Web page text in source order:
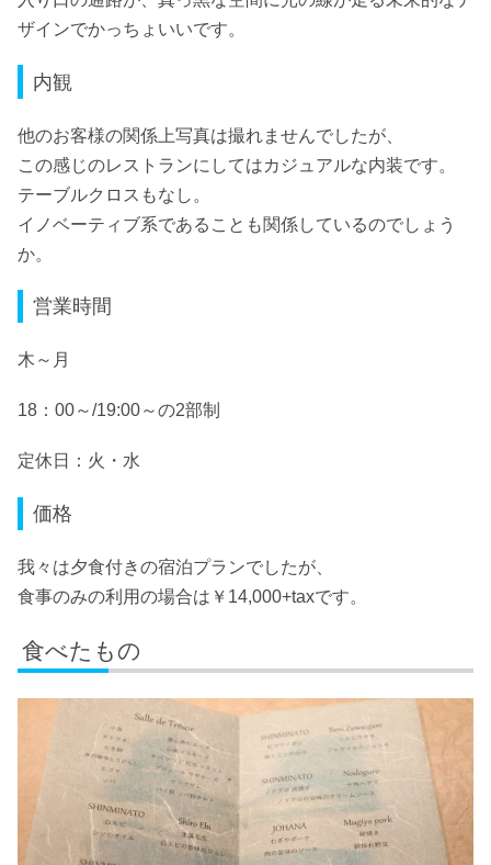
ザインでかっちょいいです。
内観
他のお客様の関係上写真は撮れませんでしたが、
この感じのレストランにしてはカジュアルな内装です。
テーブルクロスもなし。
イノベーティブ系であることも関係しているのでしょう
か。
営業時間
木～月
18：00～/19:00～の2部制
定休日：火・水
価格
我々は夕食付きの宿泊プランでしたが、
食事のみの利用の場合は￥14,000+taxです。
食べたもの